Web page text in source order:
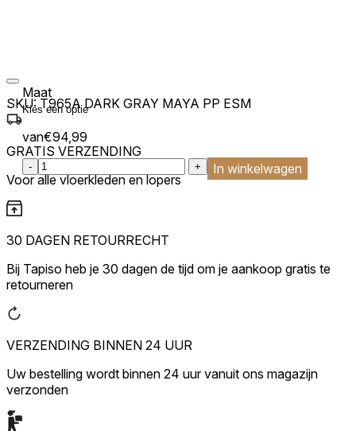
Maat
van€94,99
:product_name quantity
- + In winkelwagen
SKU: T965A DARK GRAY MAYA PP ESM
GRATIS VERZENDING
Voor alle vloerkleden en lopers
30 DAGEN RETOURRECHT
Bij Tapiso heb je 30 dagen de tijd om je aankoop gratis te
retourneren
VERZENDING BINNEN 24 UUR
Uw bestelling wordt binnen 24 uur vanuit ons magazijn
verzonden